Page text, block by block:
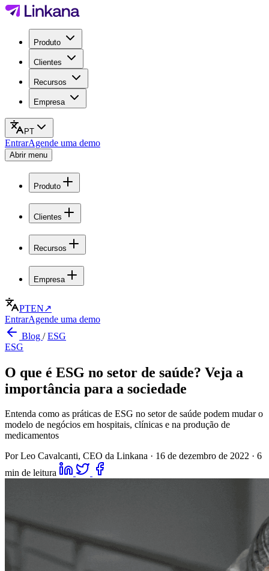
Produto
Clientes
Recursos
Empresa
PT
EntrarAgende uma demo
Abrir menu
Produto
Clientes
Recursos
Empresa
PTEN↗
EntrarAgende uma demo
Blog /ESG
ESG
O que é ESG no setor de saúde? Veja a
importância para a sociedade
Entenda como as práticas de ESG no setor de saúde podem mudar o
modelo de negócios em hospitais, clínicas e na produção de
medicamentos
Por Leo Cavalcanti, CEO da Linkana · 16 de dezembro de 2022 · 6
min de leitura